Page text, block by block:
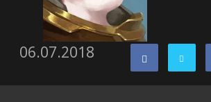
06.07.2018